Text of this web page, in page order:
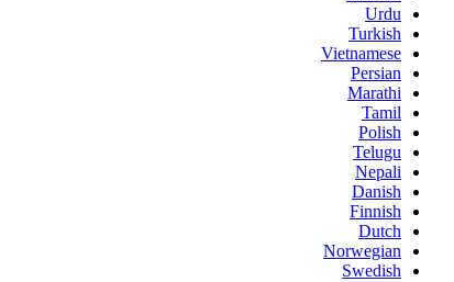
Urdu
Turkish
Vietnamese
Persian
Marathi
Tamil
Polish
Telugu
Nepali
Danish
Finnish
Dutch
Norwegian
Swedish